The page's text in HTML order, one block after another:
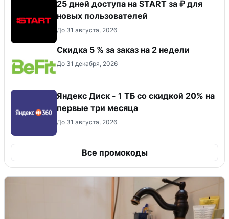
25 дней доступа на START за ₽ для
новых пользователей
До 31 августа, 2026
Скидка 5 % за заказ на 2 недели
До 31 декабря, 2026
Яндекс Диск - 1 ТБ со скидкой 20% на
первые три месяца
До 31 августа, 2026
Все промокоды